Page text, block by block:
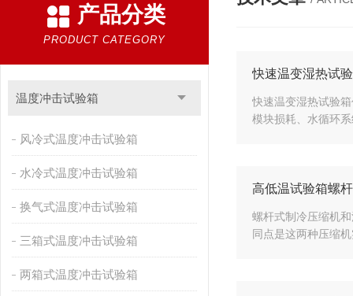
霉菌试验箱 应力筛选试验箱 IPX9K淋雨箱 温湿度检定箱
盐雾试验箱 老化试验箱
自然恒温对流试验箱 自动化产线高低温试验箱 温湿度光照
新能源专用设备 PCT高压加速老化试验机 维修进口试验箱
绝缘裂化.特性评价系统
产品分类
PRODUCT CATEGORY
温度冲击试验箱
风冷式温度冲击试验箱
水冷式温度冲击试验箱
换气式温度冲击试验箱
三箱式温度冲击试验箱
两箱式温度冲击试验箱
快速温变湿热试
快速温变湿热试验
模块损耗、水循环
高低温试验箱螺
螺杆式制冷压缩机
同点是这两种压缩